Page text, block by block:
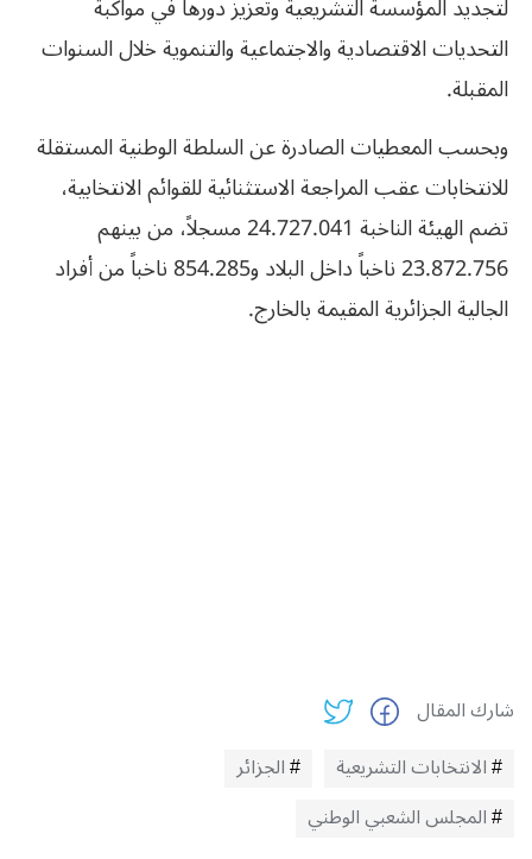
التحديات الاقتصادية والاجتماعية والتنموية خلال السنوات
المقبلة.
وبحسب المعطيات الصادرة عن السلطة الوطنية المستقلة
للانتخابات عقب المراجعة الاستثنائية للقوائم الانتخابية،
تضم الهيئة الناخبة 24.727.041 مسجلاً، من بينهم
23.872.756 ناخباً داخل البلاد و854.285 ناخباً من أفراد
الجالية الجزائرية المقيمة بالخارج.
شارك المقال
الانتخابات التشريعية
الجزائر
المجلس الشعبي الوطني